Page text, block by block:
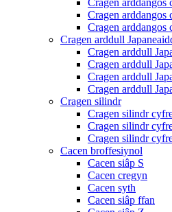
Cragen arddangos
Cragen arddangos
Cragen arddangos
Cragen arddull
Cragen arddull
Cragen arddull
Cragen arddull
Cragen arddull
Cragen silindr
Cragen silindr
Cragen silindr
Cragen silindr
Cacen broffesiynol
Cacen siâp S
Cacen cregyn
Cacen syth
Cacen siâp ffan